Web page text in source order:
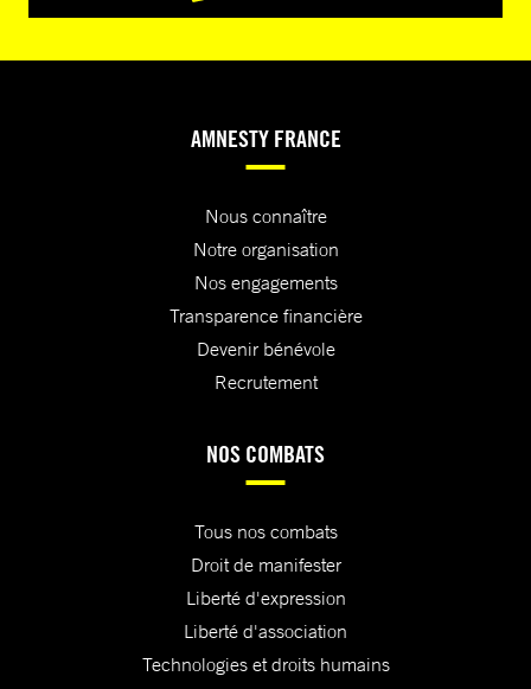
AMNESTY FRANCE
Nous connaître
Notre organisation
Nos engagements
Transparence financière
Devenir bénévole
Recrutement
NOS COMBATS
Tous nos combats
Droit de manifester
Liberté d'expression
Liberté d'association
Technologies et droits humains